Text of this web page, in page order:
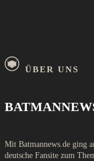
ÜBER UNS
Mit Batmannews.de ging
deutsche Fansite zum